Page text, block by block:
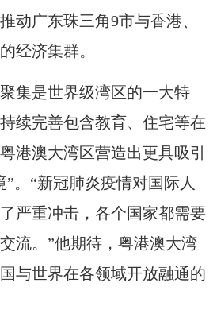
动广东珠三角9市与香港、
经济集群。
是世界级湾区的一大特
续完善包含教育、住宅等在
港澳大湾区营造出更具吸引
”。“新冠肺炎疫情对国际人
严重冲击，各个国家都需要
流。”他期待，粤港澳大湾
与世界在各领域开放融通的